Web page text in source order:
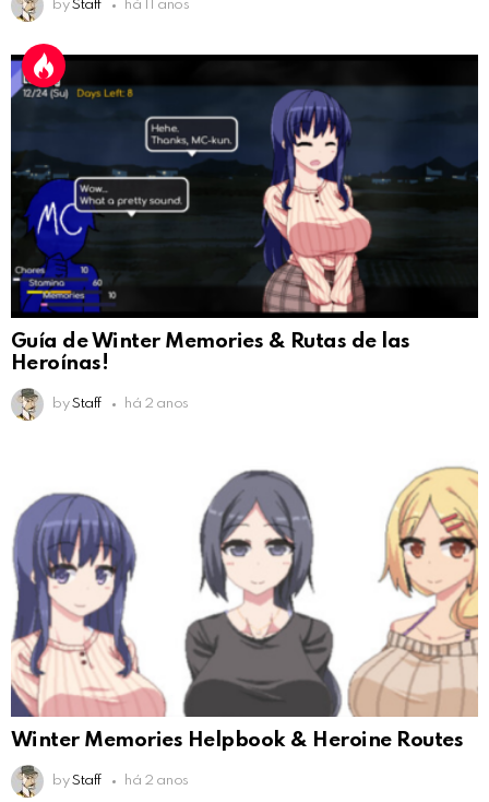
by Staff há 11 anos
Guía de Winter Memories & Rutas de las
Heroínas!
by Staff há 2 anos
Winter Memories Helpbook & Heroine Routes
by Staff há 2 anos